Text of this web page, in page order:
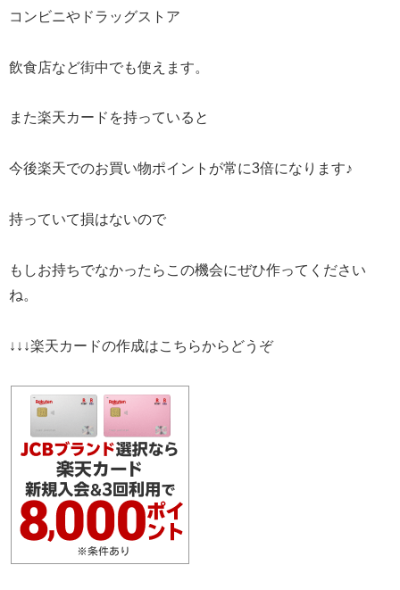
コンビニやドラッグストア
飲食店など街中でも使えます。
また楽天カードを持っていると
今後楽天でのお買い物ポイントが常に3倍になります♪
持っていて損はないので
もしお持ちでなかったらこの機会にぜひ作ってください
ね。
↓↓↓楽天カードの作成はこちらからどうぞ